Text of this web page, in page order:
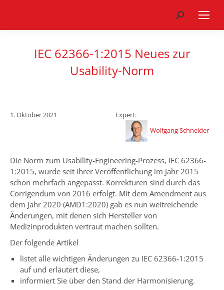
Search:
IEC 62366-1:2015 Neues zur
Usability-Norm
1. Oktober 2021
Expert:
Wolfgang Schneider
Die Norm zum Usability-Engineering-Prozess, IEC 62366-
1:2015, wurde seit ihrer Veröffentlichung im Jahr 2015
schon mehrfach angepasst. Korrekturen sind durch das
Corrigendum von 2016 erfolgt. Mit dem Amendment aus
dem Jahr 2020 (AMD1:2020) gab es nun weitreichende
Änderungen, mit denen sich Hersteller von
Medizinprodukten vertraut machen sollten.
Der folgende Artikel
listet alle wichtigen Änderungen zu IEC 62366-1:2015
auf und erläutert diese,
informiert Sie über den Stand der Harmonisierung.